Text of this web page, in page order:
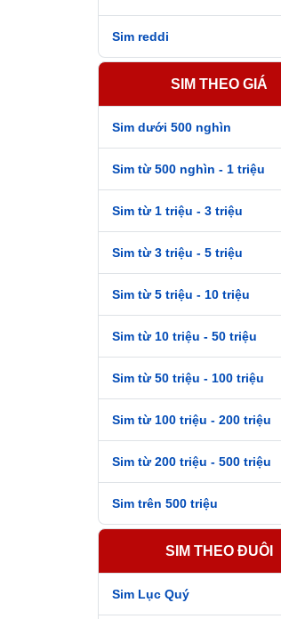
Sim reddi
SIM THEO GIÁ
Sim dưới 500 nghìn
Sim từ 500 nghìn - 1 triệu
Sim từ 1 triệu - 3 triệu
Sim từ 3 triệu - 5 triệu
Sim từ 5 triệu - 10 triệu
Sim từ 10 triệu - 50 triệu
Sim từ 50 triệu - 100 triệu
Sim từ 100 triệu - 200 triệu
Sim từ 200 triệu - 500 triệu
Sim trên 500 triệu
SIM THEO ĐUÔI
Sim Lục Quý